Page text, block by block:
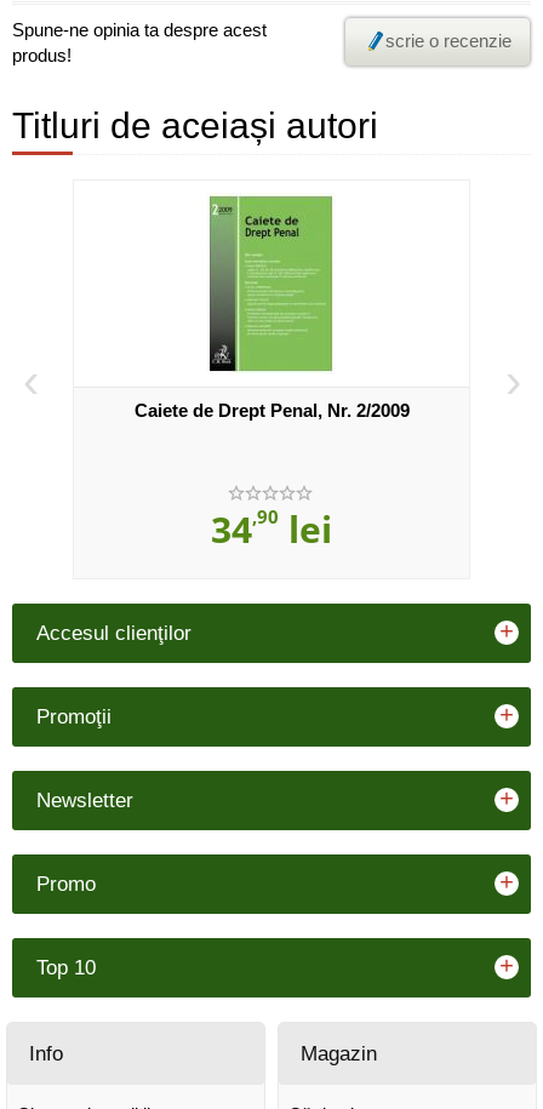
Spune-ne opinia ta despre acest
produs!
scrie o recenzie
Titluri de aceiași autori
‹
Caiete de Drept Penal, Nr. 2/2009
34,90 lei
›
Accesul clienţilor +
Promoţii +
Newsletter +
Promo +
Top 10 +
Info Magazin